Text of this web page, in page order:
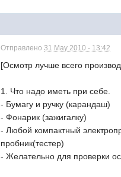
Отправлено31 May 2010 - 13:42
[Осмотр лучше всего
1. Что надо иметь при себе.
- Бумагу и ручку (карандаш)
- Фонарик (зажигалку)
- Любой компактный
пробник(тестер)
- Желательно для проверки